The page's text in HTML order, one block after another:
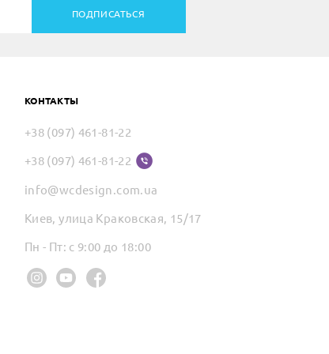
ПОДПИСАТЬСЯ
КОНТАКТЫ
+38 (097) 461-81-22
+38 (097) 461-81-22
info@wcdesign.com.ua
Киев, улица Краковская, 15/17
Пн - Пт: с 9:00 до 18:00